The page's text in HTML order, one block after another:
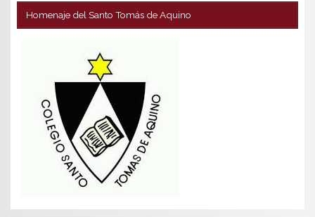
Homenaje del Santo Tomás de Aquino